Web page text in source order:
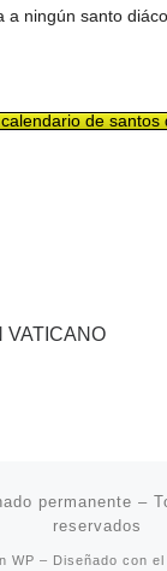
a ningún santo
de santos
VATICANO
permanente –
reservados
WP – Diseñado con el